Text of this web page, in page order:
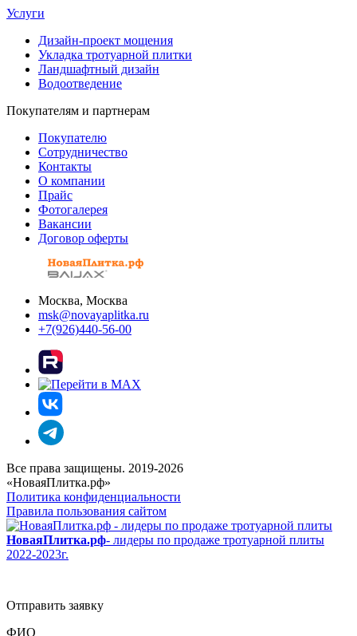
Услуги
Дизайн-проект мощения
Укладка тротуарной плитки
Ландшафтный дизайн
Водоотведение
Покупателям и партнерам
Покупателю
Сотрудничество
Контакты
О компании
Прайс
Фотогалерея
Вакансии
Договор оферты
Москва, Москва
msk@novayaplitka.ru
+7(926)440-56-00
Все права защищены. 2019-2026
«НоваяПлитка.рф»
Политика конфиденциальности
Правила пользования сайтом
НоваяПлитка.рф- лидеры по продаже тротуарной плиты
2022-2023г.
Отправить заявку
ФИО